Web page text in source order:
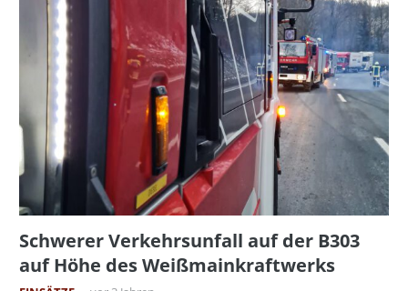
Schwerer Verkehrsunfall auf der B303
auf Höhe des Weißmainkraftwerks